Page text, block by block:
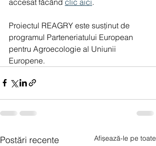
Proiectul REAGRY este susținut de
programul Parteneriatului European
pentru Agroecologie al Uniunii
Europene.
Postări recente Afișează-le pe toate